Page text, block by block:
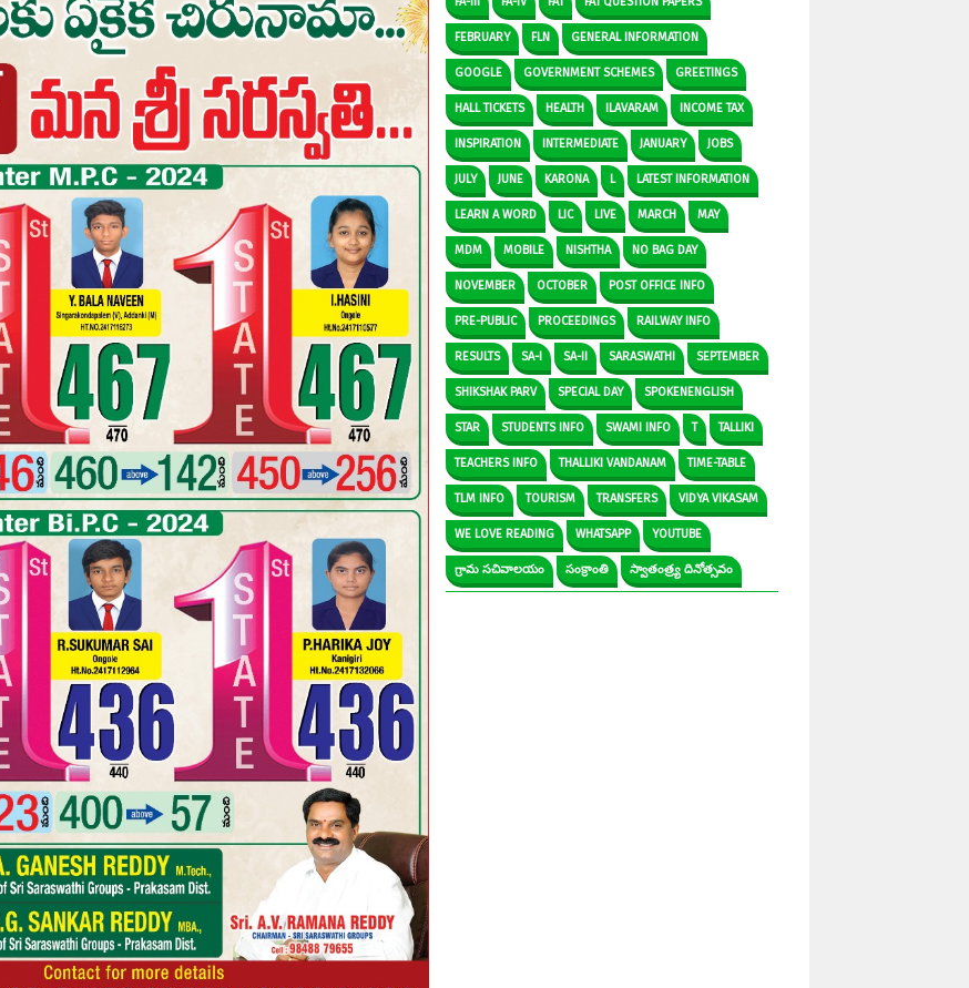
FEBRUARY FLN GENERAL INFORMATION
GOOGLE GOVERNMENT SCHEMES GREETINGS
HALL TICKETS HEALTH ILAVARAM INCOME TAX
INSPIRATION INTERMEDIATE JANUARY JOBS
JULY JUNE KARONA L LATEST INFORMATION
LEARN A WORD LIC LIVE MARCH MAY
MDM MOBILE NISHTHA NO BAG DAY
NOVEMBER OCTOBER POST OFFICE INFO
PRE-PUBLIC PROCEEDINGS RAILWAY INFO
RESULTS SA-I SA-II SARASWATHI SEPTEMBER
SHIKSHAK PARV SPECIAL DAY SPOKENENGLISH
STAR STUDENTS INFO SWAMI INFO T TALLIKI
TEACHERS INFO THALLIKI VANDANAM TIME-TABLE
TLM INFO TOURISM TRANSFERS VIDYA VIKASAM
WE LOVE READING WHATSAPP YOUTUBE
గ్రామ సచివాలయం సంక్రాంతి స్వాతంత్ర్య దినోత్సవం